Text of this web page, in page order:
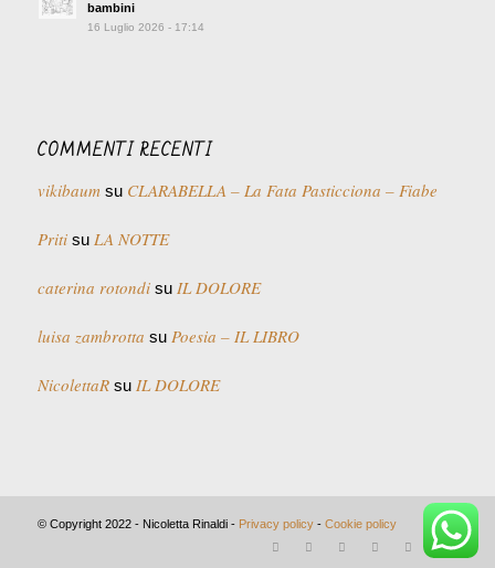
bambini
16 Luglio 2026 - 17:14
COMMENTI RECENTI
vikibaumsu CLARABELLA – La Fata Pasticciona – Fiabe
Pritisu LA NOTTE
caterina rotondisu IL DOLORE
luisa zambrotta su Poesia – IL LIBRO
NicolettaRsu IL DOLORE
© Copyright 2022 - Nicoletta Rinaldi - Privacy policy- Cookie policy